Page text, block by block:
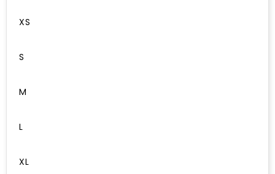
XS
S
M
L
XL